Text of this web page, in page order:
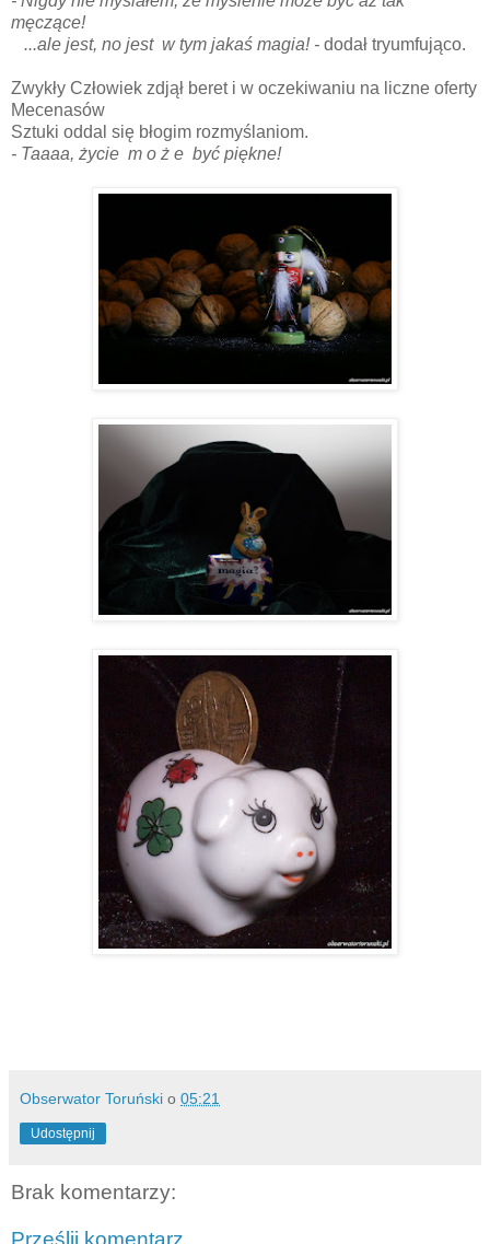
męczące!
...ale jest, no jest w tym jakaś magia! - dodał tryumfująco.
Zwykły Człowiek zdjął beret i w oczekiwaniu na liczne oferty
Mecenasów
Sztuki oddal się błogim rozmyślaniom.
- Taaaa, życie m o ż e być piękne!
Obserwator Toruński o 05:21
Udostępnij
Brak komentarzy:
Prześlij komentarz